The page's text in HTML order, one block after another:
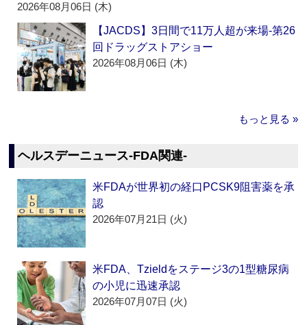
2026年08月06日 (木)
【JACDS】3日間で11万人超が来場‐第26
回ドラッグストアショー
2026年08月06日 (木)
もっと見る »
ヘルスデーニュース‐FDA関連‐
米FDAが世界初の経口PCSK9阻害薬を承
認
2026年07月21日 (火)
米FDA、Tzieldをステージ3の1型糖尿病
の小児に迅速承認
2026年07月07日 (火)